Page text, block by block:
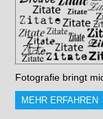
Fotografie bringt
MEHR ERFAHREN